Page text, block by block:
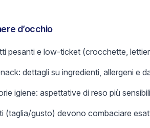
d’occhio
pesanti e low-ticket (crocchette,
dettagli su ingredienti, allergeni e
igiene: aspettative di reso più
(taglia/gusto) devono combaciare